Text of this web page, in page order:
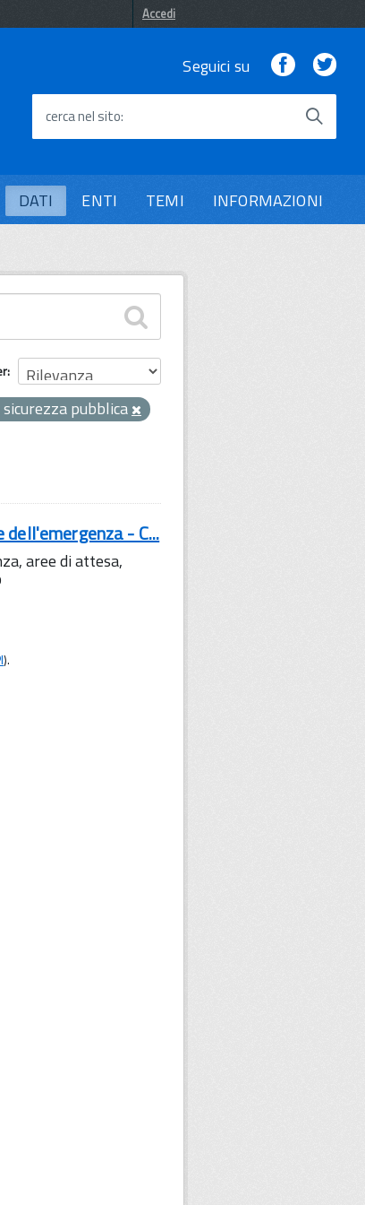
Accedi
Seguici su Facebook
cerca nel sito
DATI ENTI TEMI INFORMAZIONI
pubblica
- C...
aree di attesa,
).